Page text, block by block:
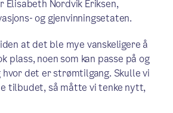
Elisabeth Nordvik Eriksen,
og gjenvinningsetaten.
at det ble mye vanskeligere å
plass, noen som kan passe på og
hvor det er strømtilgang. Skulle vi
tilbudet, så måtte vi tenke nytt,